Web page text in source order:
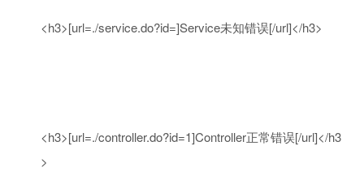
<h3>[url=./service.do?id=]Service未知错误[/url]</h3>
<h3>[url=./controller.do?id=1]Controller正常错误[/url]</h3
>